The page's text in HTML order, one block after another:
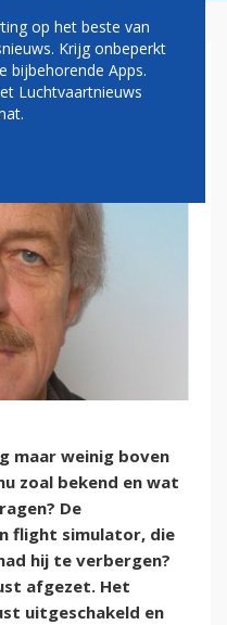
maar weinig boven
zoal bekend en wat
De
flight simulator, die
hij te verbergen?
afgezet. Het
uitgeschakeld en
op het beste van
Krijg onbeperkt
bijbehorende Apps.
Luchtvaartnieuws